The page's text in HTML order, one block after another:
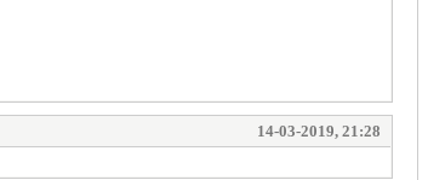
14-03-2019, 21:28